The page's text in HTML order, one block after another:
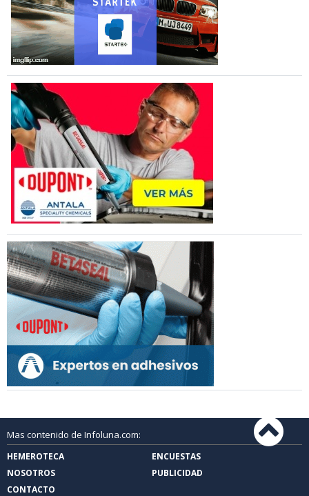
Mas contenido de Infoluna.com:
HEMEROTECA
ENCUESTAS
NOSOTROS
PUBLICIDAD
CONTACTO